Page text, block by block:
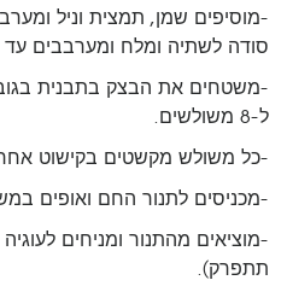
-מוסיפים שמן, תמצית וניל
סודה לשתיה ומלח ומערבבים
-משטחים את הבצק בתבנית
ל-8 משולשים.
-כל משולש מקשטים בקישוט
-מכניסים לתנור החם ואופים במשך 30
-מוציאים מהתנור ומניחים
תתפרק).